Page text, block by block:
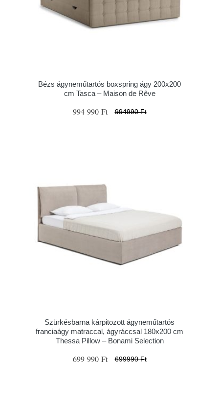
Bézs ágyneműtartós boxspring ágy 200x200
cm Tasca – Maison de Rêve
994 990 Ft 994990 Ft
Szürkésbarna kárpitozott ágyneműtartós
franciaágy matraccal, ágyráccsal 180x200 cm
Thessa Pillow – Bonami Selection
699 990 Ft 699990 Ft